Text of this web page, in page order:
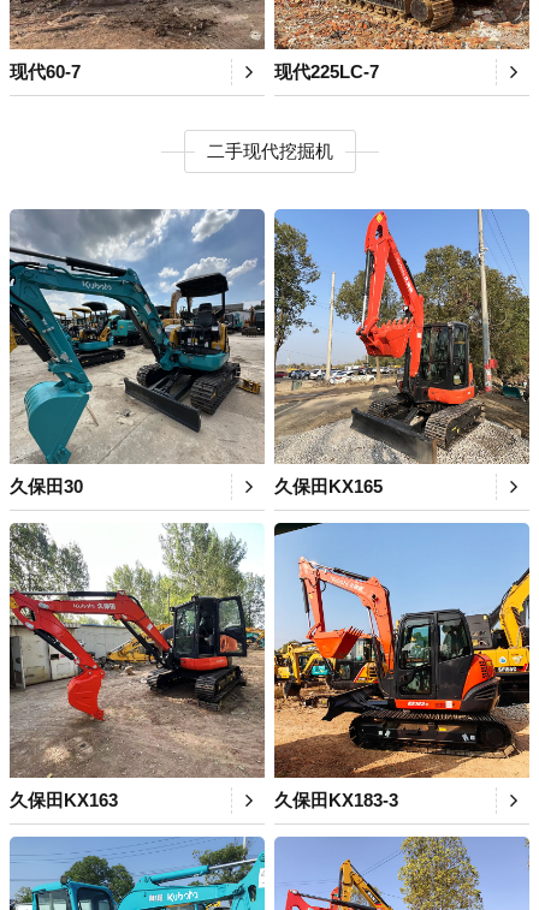
现代60-7 现代225LC-7
二手现代挖掘机
久保田30 久保田KX165
久保田KX163 久保田KX183-3